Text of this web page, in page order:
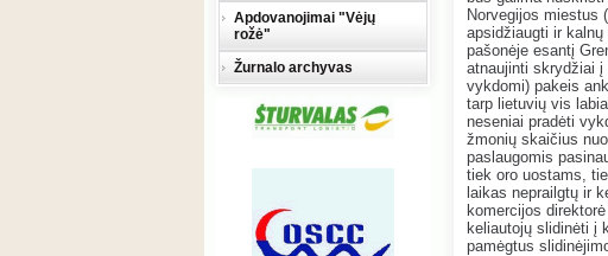
Norvegijos miestus
apsidžiaugti ir
pašonėje esantį
atnaujinti skrydžiai į
vykdomi) pakeis
tarp lietuvių vis
neseniai pradėti
žmonių skaičius
paslaugomis
tiek oro uostams,
laikas neprailgtų ir
komercijos
keliautojų slidinėti į
pamėgtus
Apdovanojimai "Vėjų
rožė"
Žurnalo archyvas